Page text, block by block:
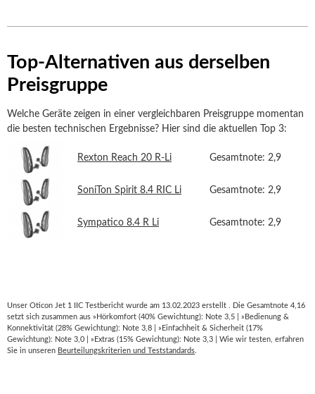
Top-Alternativen aus derselben
Preisgruppe
Welche Geräte zeigen in einer vergleichbaren Preisgruppe momentan
die besten technischen Ergebnisse? Hier sind die aktuellen Top 3:
Rexton Reach 20 R-Li Gesamtnote: 2,9
SoniTon Spirit 8.4 RIC Li Gesamtnote: 2,9
Sympatico 8.4 R Li Gesamtnote: 2,9
Unser Oticon Jet 1 IIC Testbericht wurde am 13.02.2023 erstellt . Die Gesamtnote 4,16
setzt sich zusammen aus »Hörkomfort (40% Gewichtung): Note 3,5 | »Bedienung &
Konnektivität (28% Gewichtung): Note 3,8 | »Einfachheit & Sicherheit (17%
Gewichtung): Note 3,0 | »Extras (15% Gewichtung): Note 3,3 | Wie wir testen, erfahren
Sie in unseren Beurteilungskriterien und Teststandards